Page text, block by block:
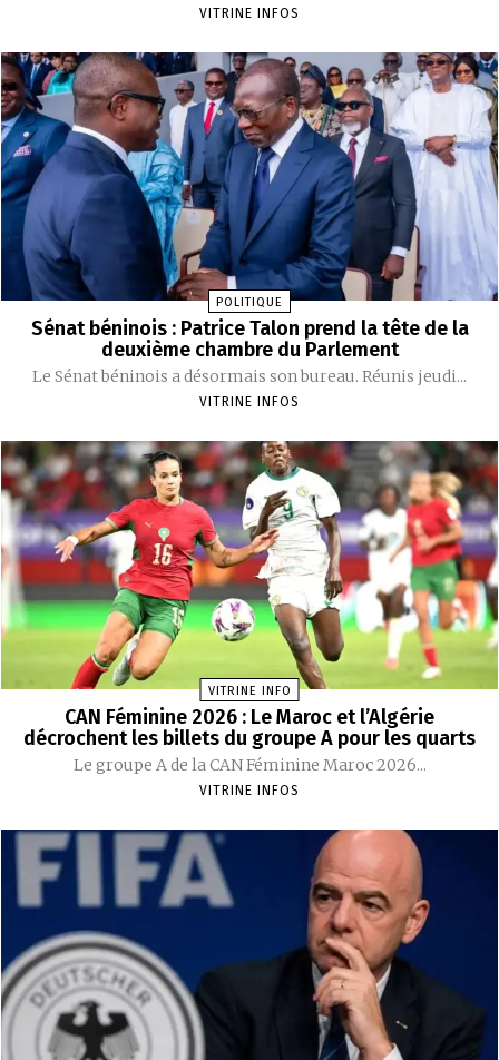
VITRINE INFOS
POLITIQUE
Sénat béninois : Patrice Talon prend la tête de la
deuxième chambre du Parlement
Le Sénat béninois a désormais son bureau. Réunis jeudi...
VITRINE INFOS
VITRINE INFO
CAN Féminine 2026 : Le Maroc et l’Algérie
décrochent les billets du groupe A pour les quarts
Le groupe A de la CAN Féminine Maroc 2026...
VITRINE INFOS